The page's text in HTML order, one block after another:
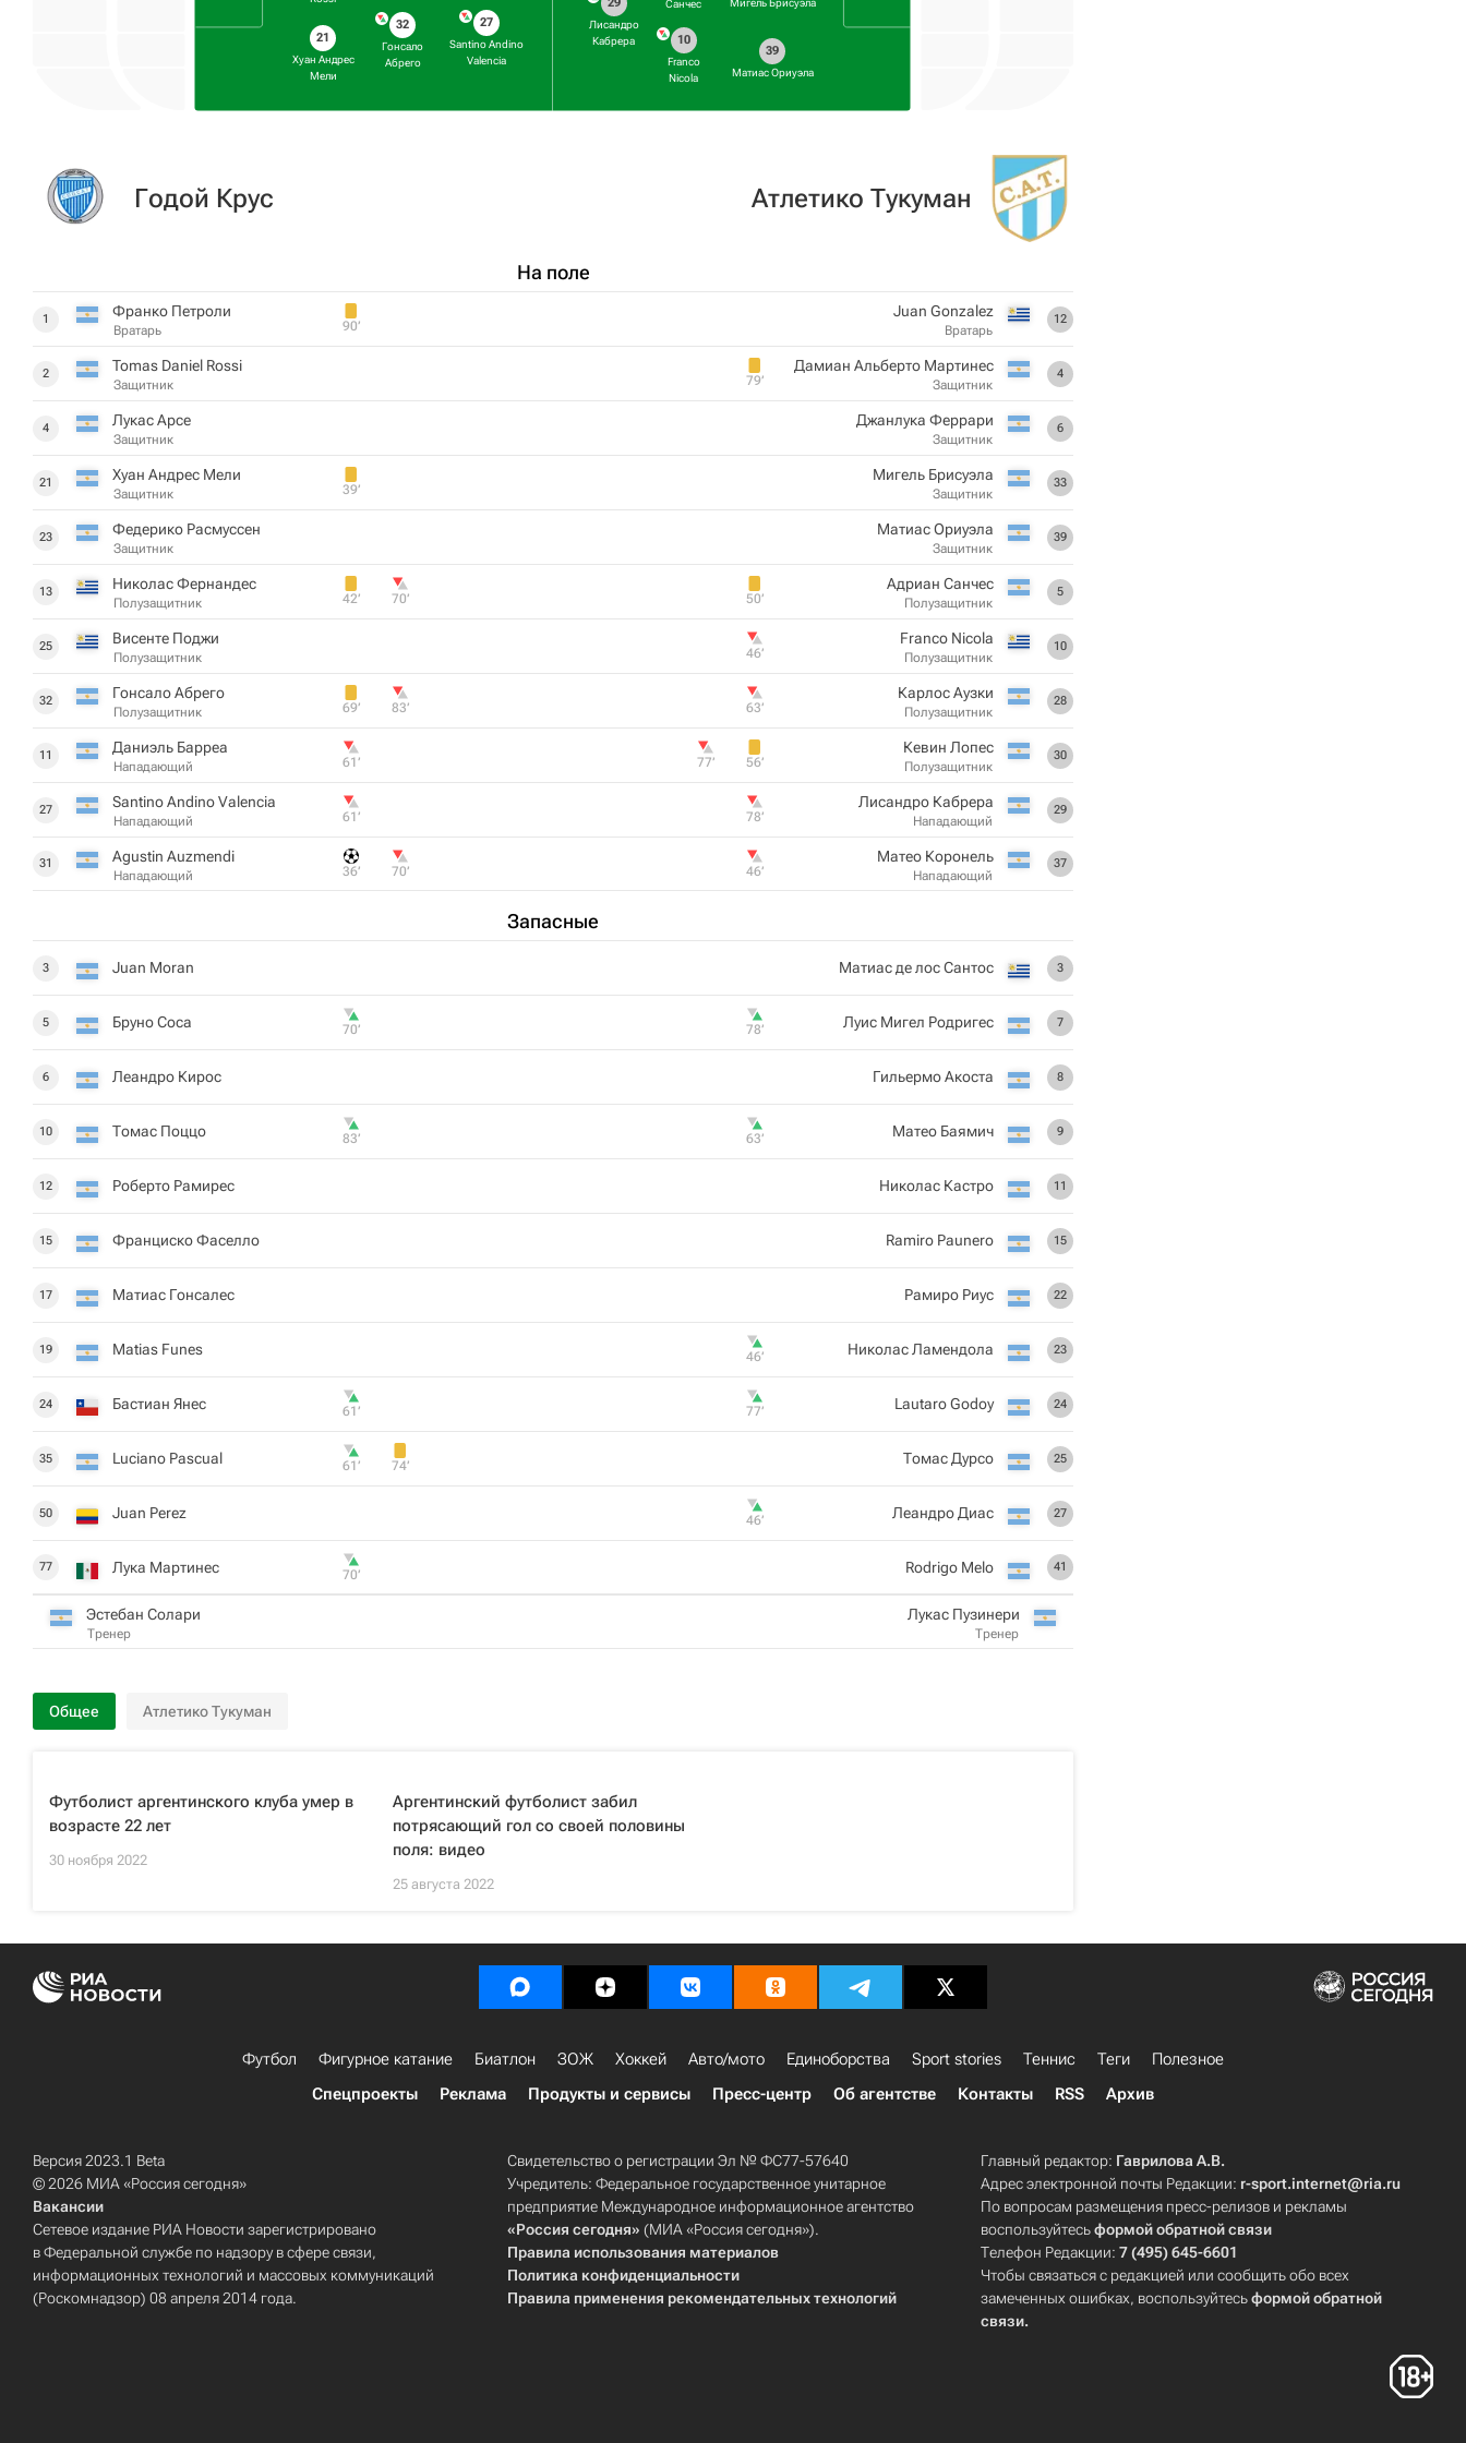
21
Хуан Андрес
Мели
32
Гонсало
Абрего
27
Santino Andino
Valencia
39
Матиас Ориуэла
Санчес
10
Franco
Nicola
29
Лисандро
Кабрера
Годой Крус
На поле
1 Франко Петроли
Вратарь 90‎’‎
2 Tomas Daniel Rossi
Защитник
4 Лукас Арсе
Защитник
21 Хуан Андрес Мели
Защитник 39‎’‎
23 Федерико Расмуссен
Защитник
13 Николас Фернандес
Полузащитник 42‎’‎ 70‎’‎
25 Висенте Поджи
Полузащитник
32 Гонсало Абрего
Полузащитник 69‎’‎ 83‎’‎
11 Даниэль Барреа
Нападающий 61‎’‎
27 Santino Andino Valencia
Нападающий 61‎’‎
31 Agustin Auzmendi
Нападающий 36‎’‎ 70‎’‎
Запасные
3 Juan Moran
5 Бруно Соса 70‎’‎
6 Леандро Кирос
10 Томас Поццо 83‎’‎
12 Роберто Рамирес
15 Франциско Фаселло
17 Матиас Гонсалес
19 Matias Funes
24 Бастиан Янес 61‎’‎
35 Luciano Pascual 61‎’‎ 74‎’‎
50 Juan Perez
77 Лука Мартинес 70‎’‎
Эстебан Солари
Тренер
Атлетико Тукуман
12
Juan Gonzalez
Вратарь
4
Дамиан Альберто Мартинес
Защитник
79‎’‎
6
Джанлука Феррари
Защитник
33
Мигель Брисуэла
Защитник
39
Матиас Ориуэла
Защитник
5
Адриан Санчес
Полузащитник
50‎’‎
10
Franco Nicola
Полузащитник
46‎’‎
28
Карлос Аузки
Полузащитник
63‎’‎
30
Кевин Лопес
Полузащитник
56‎’‎
77‎’‎
29
Лисандро Кабрера
Нападающий
78‎’‎
37
Матео Коронель
Нападающий
46‎’‎
3
Матиас де лос Сантос
7
Луис Мигел Родригес
78‎’‎
8
Гильермо Акоста
9
Матео Баямич
63‎’‎
11
Николас Кастро
15
Ramiro Paunero
22
Рамиро Риус
23
Николас Ламендола
46‎’‎
24
Lautaro Godoy
77‎’‎
25
Томас Дурсо
27
Леандро Диас
46‎’‎
41
Rodrigo Melo
Лукас Пузинери
Тренер
Общее Атлетико Тукуман
Футболист аргентинского клуба умер в
возрасте 22 лет
30 ноября 2022
Аргентинский футболист забил
потрясающий гол со своей половины
поля: видео
25 августа 2022
Футбол Фигурное катание Биатлон ЗОЖ Хоккей Авто/мото Единоборства Sport stories Теннис Теги
Полезное
Спецпроекты
Реклама Продукты и сервисы Пресс-центр Об агентстве Контакты RSS Архив
Версия 2023.1 Beta
© 2026 МИА «Россия сегодня»
Вакансии
Сетевое издание РИА Новости зарегистрировано
в Федеральной службе по надзору в сфере связи,
информационных технологий и массовых коммуникаций
(Роскомнадзор) 08 апреля 2014 года.
Свидетельство о регистрации Эл № ФС77-57640
Учредитель: Федеральное государственное унитарное
предприятие Международное информационное агентство
«Россия сегодня» (МИА «Россия сегодня»).
Правила использования материалов
Политика конфиденциальности
Правила применения рекомендательных технологий
Главный редактор: Гаврилова А.В.
Адрес электронной почты Редакции: r-sport.internet@ria.ru
По вопросам размещения пресс-релизов и рекламы
воспользуйтесьформой обратной связи
Телефон Редакции:7 (495) 645-6601
Чтобы связаться с редакцией или сообщить обо всех
замеченных ошибках, воспользуйтесьформой обратной
связи.